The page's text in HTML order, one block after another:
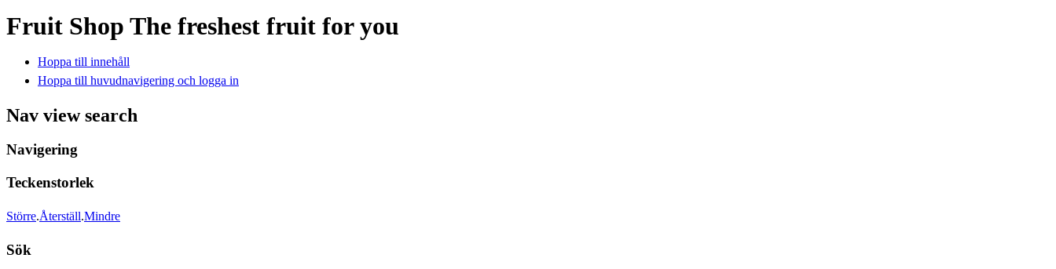
Fruit Shop The freshest fruit for you
Hoppa till innehåll
Hoppa till huvudnavigering och logga in
Nav view search
Navigering
Teckenstorlek
Större.Återställ.Mindre
Sök